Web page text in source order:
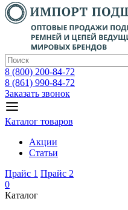
8 (800) 200-84-72
8 (861) 990-84-72
Заказать звонок
Каталог товаров
Акции
Статьи
Прайс 1 Прайс 2
0
Каталог